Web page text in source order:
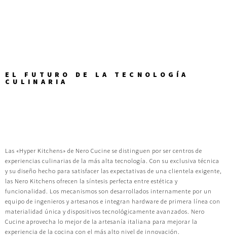
EL FUTURO DE LA TECNOLOGÍA
CULINARIA
Las «Hyper Kitchens» de Nero Cucine se distinguen por ser centros de
experiencias culinarias de la más alta tecnología. Con su exclusiva técnica
y su diseño hecho para satisfacer las expectativas de una clientela exigente,
las Nero Kitchens ofrecen la síntesis perfecta entre estética y
funcionalidad. Los mecanismos son desarrollados internamente por un
equipo de ingenieros y artesanos e integran hardware de primera línea con
materialidad única y dispositivos tecnológicamente avanzados. Nero
Cucine aprovecha lo mejor de la artesanía italiana para mejorar la
experiencia de la cocina con el más alto nivel de innovación.